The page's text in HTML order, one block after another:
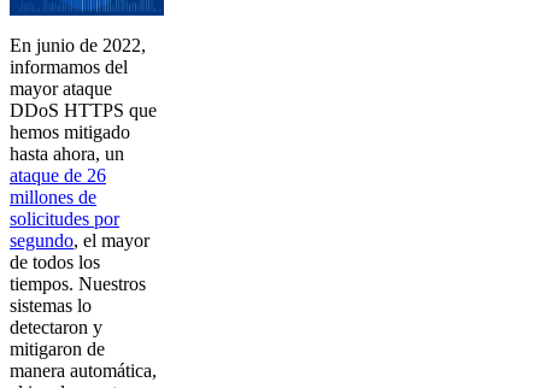
En junio de 2022,
informamos del
mayor ataque
DDoS HTTPS que
hemos mitigado
hasta ahora, un
ataque de 26
millones de
solicitudes por
segundo, el mayor
de todos los
tiempos. Nuestros
sistemas lo
detectaron y
mitigaron de
manera automática,